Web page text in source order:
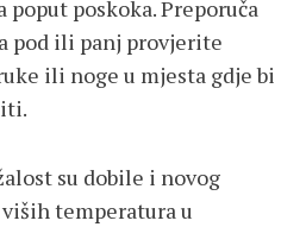
poskoka. Preporuča
pod ili panj provjerite
ili noge u mjesta gdje bi
su dobile i novog
temperatura u